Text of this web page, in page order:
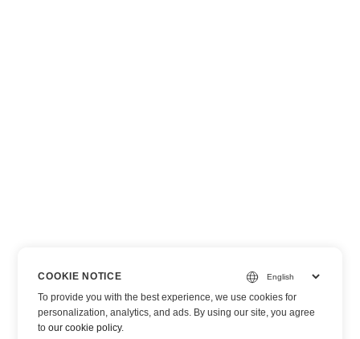
COOKIE NOTICE
To provide you with the best experience, we use cookies for
personalization, analytics, and ads. By using our site, you agree
toour cookie policy.